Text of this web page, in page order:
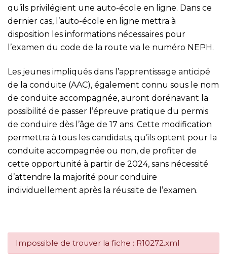
qu’ils privilégient une auto-école en ligne. Dans ce
dernier cas, l’auto-école en ligne mettra à
disposition les informations nécessaires pour
l’examen du code de la route via le numéro NEPH.
Les jeunes impliqués dans l’apprentissage anticipé
de la conduite (AAC), également connu sous le nom
de conduite accompagnée, auront dorénavant la
possibilité de passer l’épreuve pratique du permis
de conduire dès l’âge de 17 ans. Cette modification
permettra à tous les candidats, qu’ils optent pour la
conduite accompagnée ou non, de profiter de
cette opportunité à partir de 2024, sans nécessité
d’attendre la majorité pour conduire
individuellement après la réussite de l’examen.
Impossible de trouver la fiche : R10272.xml